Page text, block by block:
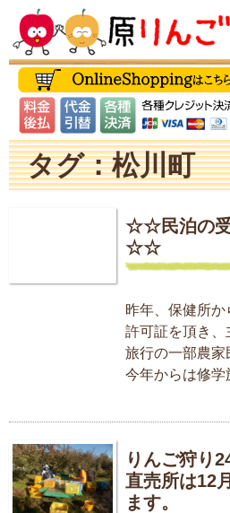
タグ：松川町
☆☆民泊の受
☆☆
昨年、保健所
許可証を頂き、
旅行の一部農家
今年からは修
りんご狩り
直売所は12
ます。